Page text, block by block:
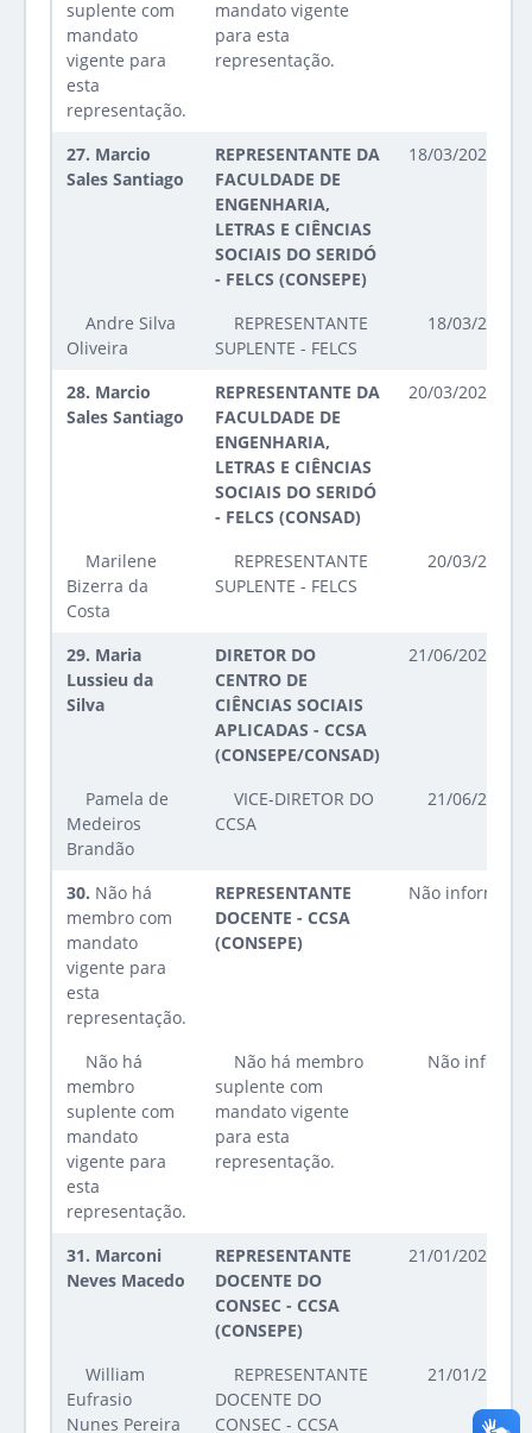
suplente com
mandato
vigente para
esta
representação.
mandato vigente
para esta
representação.
27. Marcio
Sales Santiago
REPRESENTANTE DA
FACULDADE DE
ENGENHARIA,
LETRAS E CIÊNCIAS
SOCIAIS DO SERIDÓ
- FELCS (CONSEPE)
18/03/2025 até
Andre Silva
Oliveira
REPRESENTANTE
SUPLENTE - FELCS
18/03/2025
28. Marcio
Sales Santiago
REPRESENTANTE DA
FACULDADE DE
ENGENHARIA,
LETRAS E CIÊNCIAS
SOCIAIS DO SERIDÓ
- FELCS (CONSAD)
20/03/2025 até
Marilene
Bizerra da
Costa
REPRESENTANTE
SUPLENTE - FELCS
20/03/2025
29. Maria
Lussieu da
Silva
DIRETOR DO
CENTRO DE
CIÊNCIAS SOCIAIS
APLICADAS - CCSA
(CONSEPE/CONSAD)
21/06/2023 até
Pamela de
Medeiros
Brandão
VICE-DIRETOR DO
CCSA
21/06/2023
30. Não há
membro com
mandato
vigente para
esta
representação.
REPRESENTANTE
DOCENTE - CCSA
(CONSEPE)
Não informado
Não há
membro
suplente com
mandato
vigente para
esta
representação.
Não há membro
suplente com
mandato vigente
para esta
representação.
Não
31. Marconi
Neves Macedo
REPRESENTANTE
DOCENTE DO
CONSEC - CCSA
(CONSEPE)
21/01/2025 até
William
Eufrasio
Nunes Pereira
REPRESENTANTE
DOCENTE DO
CONSEC - CCSA
21/01/2025